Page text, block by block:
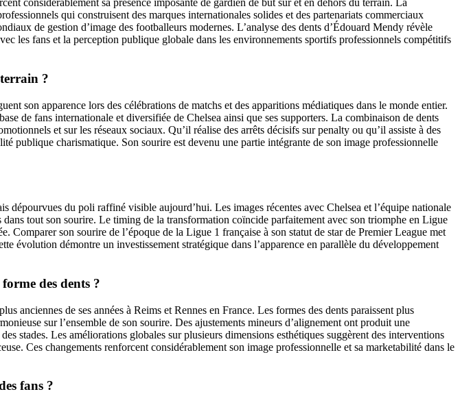
considérablement sa présence imposante de gardien de but sur et en dehors du terrain. La
qui construisent des marques internationales solides et des partenariats commerciaux
de gestion d’image des footballeurs modernes. L’analyse des dents d’Édouard Mendy révèle
les fans et la perception publique globale dans les environnements sportifs professionnels compétitifs
?
son apparence lors des célébrations de matchs et des apparitions médiatiques dans le monde entier.
de fans internationale et diversifiée de Chelsea ainsi que ses supporters. La combinaison de dents
et sur les réseaux sociaux. Qu’il réalise des arrêts décisifs sur penalty ou qu’il assiste à des
publique charismatique. Son sourire est devenu une partie intégrante de son image professionnelle
dépourvues du poli raffiné visible aujourd’hui. Les images récentes avec Chelsea et l’équipe nationale
tout son sourire. Le timing de la transformation coïncide parfaitement avec son triomphe en Ligue
Comparer son sourire de l’époque de la Ligue 1 française à son statut de star de Premier League met
évolution démontre un investissement stratégique dans l’apparence en parallèle du développement
des dents ?
anciennes de ses années à Reims et Rennes en France. Les formes des dents paraissent plus
sur l’ensemble de son sourire. Des ajustements mineurs d’alignement ont produit une
stades. Les améliorations globales sur plusieurs dimensions esthétiques suggèrent des interventions
Ces changements renforcent considérablement son image professionnelle et sa marketabilité dans le
fans ?